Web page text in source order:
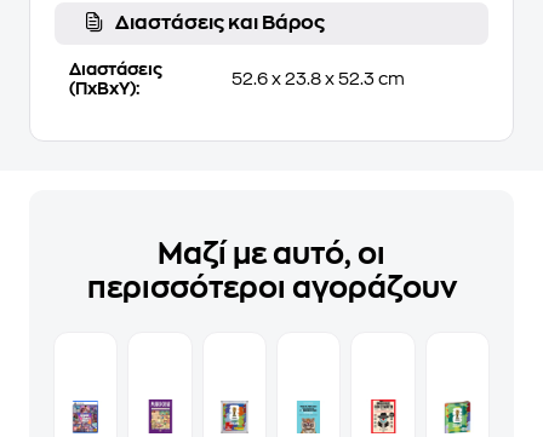
Διαστάσεις και Βάρος
Διαστάσεις
(ΠxΒxΥ):
52.6 x 23.8 x 52.3 cm
Μαζί με αυτό, οι
περισσότεροι αγοράζουν